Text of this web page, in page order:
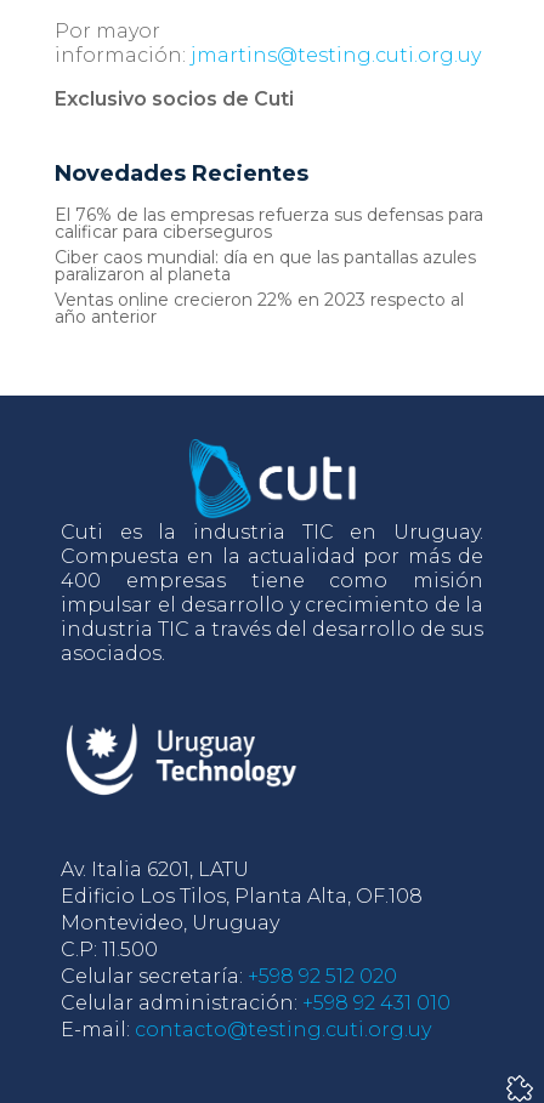
Por mayor
información: jmartins@testing.cuti.org.uy
Exclusivo socios de Cuti
Novedades Recientes
El 76% de las empresas refuerza sus defensas para
calificar para ciberseguros
Ciber caos mundial: día en que las pantallas azules
paralizaron al planeta
Ventas online crecieron 22% en 2023 respecto al
año anterior
Cuti es la industria TIC en Uruguay.
Compuesta en la actualidad por más de
400 empresas tiene como misión
impulsar el desarrollo y crecimiento de la
industria TIC a través del desarrollo de sus
asociados.
Av. Italia 6201, LATU
Edificio Los Tilos, Planta Alta, OF.108
Montevideo, Uruguay
C.P: 11.500
Celular secretaría: +598 92 512 020
Celular administración: +598 92 431 010
E-mail: contacto@testing.cuti.org.uy